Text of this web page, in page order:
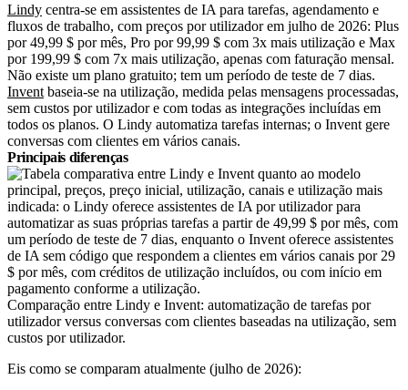
Lindy centra-se em assistentes de IA para tarefas, agendamento e
fluxos de trabalho, com preços por utilizador em julho de 2026: Plus
por 49,99 $ por mês, Pro por 99,99 $ com 3x mais utilização e Max
por 199,99 $ com 7x mais utilização, apenas com faturação mensal.
Não existe um plano gratuito; tem um período de teste de 7 dias.
Invent baseia-se na utilização, medida pelas mensagens processadas,
sem custos por utilizador e com todas as integrações incluídas em
todos os planos. O Lindy automatiza tarefas internas; o Invent gere
conversas com clientes em vários canais.
Principais diferenças
Comparação entre Lindy e Invent: automatização de tarefas por
utilizador versus conversas com clientes baseadas na utilização, sem
custos por utilizador.
Eis como se comparam atualmente (julho de 2026):